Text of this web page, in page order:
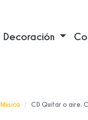
Decoración
Música CD Quitar o aire.